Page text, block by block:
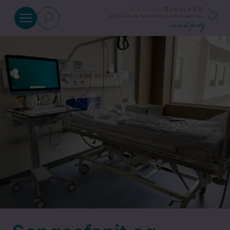
Kirurgisk Afdeling
Sengeafsnit
Mave-Tarm-
Kirurgiske
Ambulatorier
Kirurgisk